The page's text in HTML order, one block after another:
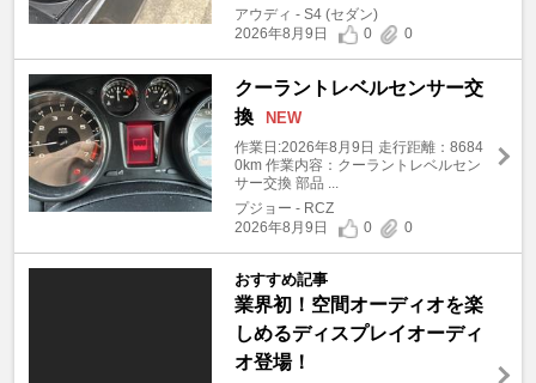
アウディ - S4 (セダン)
2026年8月9日
0 0
クーラントレベルセンサー交
換
NEW
作業日:2026年8月9日 走行距離：8684
0km 作業内容：クーラントレベルセン
サー交換 部品 ...
プジョー - RCZ
2026年8月9日
0 0
おすすめ記事
業界初！空間オーディオを楽
しめるディスプレイオーディ
オ登場！